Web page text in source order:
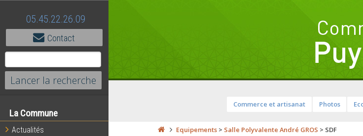
05.45.22.26.09
Contact
La Commune
Actualités
Commerce et artisanat Photos
Equipements> Salle Polyvalente André GROS > SDF